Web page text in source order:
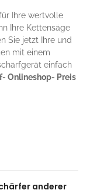
Ihre wertvolle
Ihre Kettensäge
Sie jetzt Ihre und
mit einem
einfach
Onlineshop- Preis
anderer